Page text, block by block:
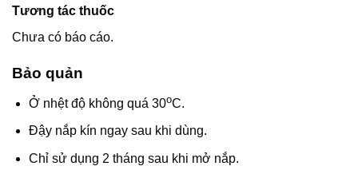
Tương tác thuốc
Chưa có báo cáo.
Bảo quản
Ở nhệt độ không quá 30oC.
Đậy nắp kín ngay sau khi dùng.
Chỉ sử dụng 2 tháng sau khi mở nắp.